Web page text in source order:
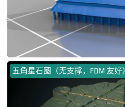
五角星石圈（无支撑，FDM 友好）